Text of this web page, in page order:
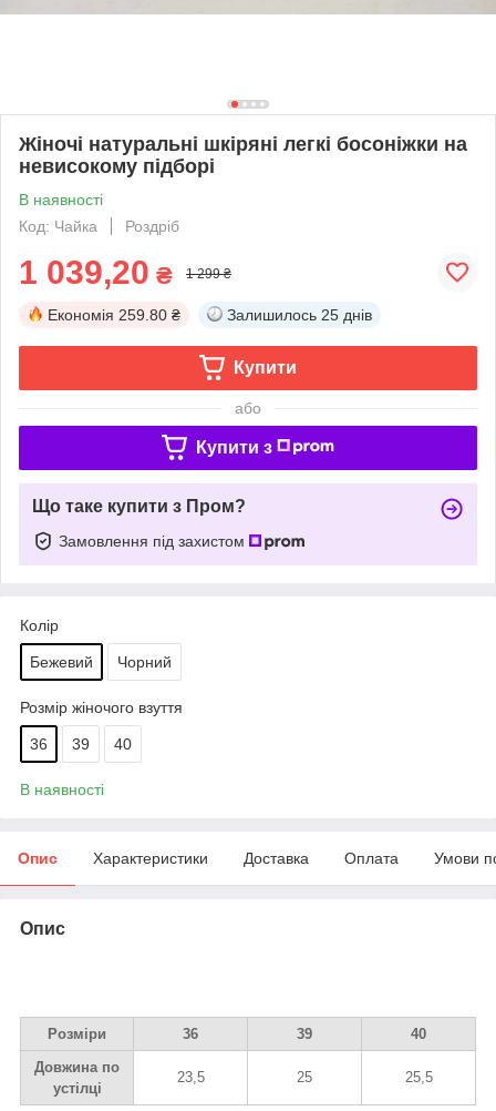
Жіночі натуральні шкіряні легкі босоніжки на
невисокому підборі
В наявності
Код: Чайка
Роздріб
1 039,20 ₴ 1 299 ₴
Економія 259.80 ₴ Залишилось 25 днів
Купити
або
Купити з
Що таке купити з Пром?
Замовлення під захистом
Колір
Бежевий Чорний
Розмір жіночого взуття
36 39 40
В наявності
Опис Характеристики Доставка Оплата Умови
Опис
Розміри 36 39
40
Довжина по
устілці
23,5 25 25,5